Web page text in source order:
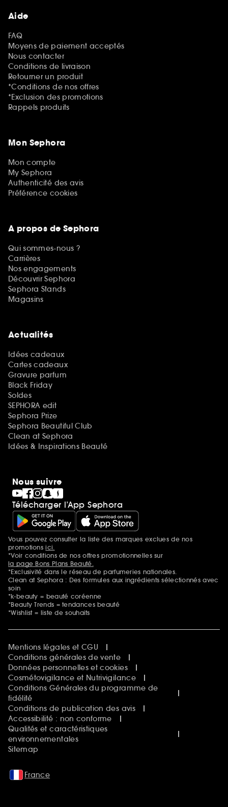
Aide
FAQ
Moyens de paiement acceptés
Nous contacter
Conditions de livraison
Retourner un produit
*Conditions de nos offres
*Exclusion des promotions
Rappels produits
Mon Sephora
Mon compte
My Sephora
Authenticité des avis
Préférence cookies
A propos de Sephora
Qui sommes-nous ?
Carrières
Nos engagements
Découvrir Sephora
Sephora Stands
Magasins
Actualités
Idées cadeaux
Cartes cadeaux
Gravure parfum
Black Friday
Soldes
SEPHORA edit
Sephora Prize
Sephora Beautiful Club
Clean at Sephora
Idées & Inspirations Beauté
Nous suivre
Télécharger l’App Sephora
Mentions additionnelles
Vous pouvez consulter la liste des marques exclues de nos
promotionsici.
*Voir conditions de nos offres promotionnelles sur
la page Bons Plans Beauté.
*Exclusivité dans le réseau de parfumeries nationales.
Clean at Sephora : Des formules aux ingrédients sélectionnés avec
soin
*k-beauty = beauté coréenne
*Beauty Trends = tendances beauté
*Wishlist = liste de souhaits
Mentions légales et CGU
Conditions générales de vente
Données personnelles et cookies
Cosmétovigilance et Nutrivigilance
Conditions Générales du programme de
fidélité
Conditions de publication des avis
Accessibilité : non conforme
Qualités et caractéristiques
environnementales
Sitemap
France